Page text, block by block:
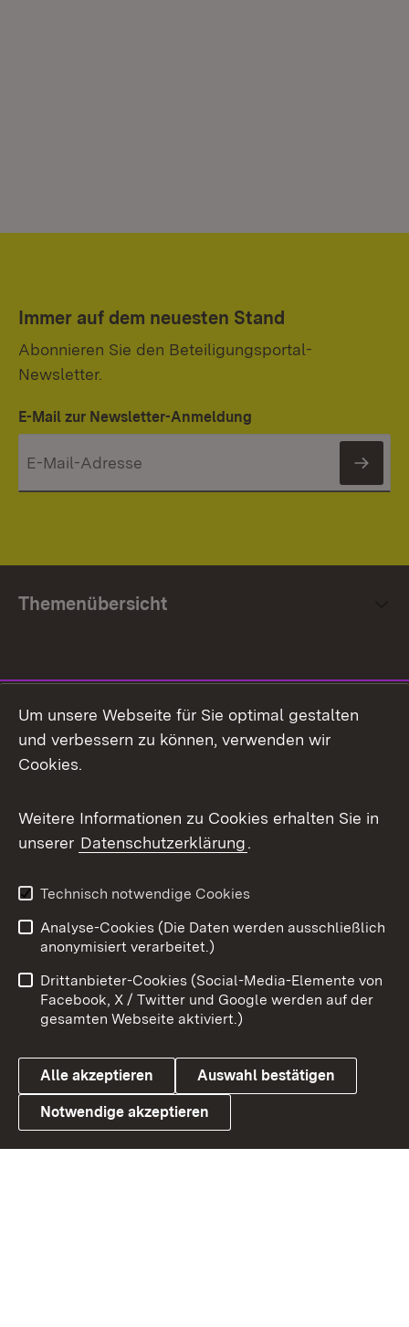
Immer auf dem neuesten Stand
Abonnieren Sie den Beteiligungsportal-
Newsletter.
E-Mail zur Newsletter-Anmeldung
Themenübersicht
Facebook
X / Twitter
Youtube
Link zum Landesportal
Impressum
Kontakt
Barrierefreiheit
Datenschutz
Cookies
Um unsere Webseite für Sie optimal gestalten
und verbessern zu können, verwenden wir
Cookies.
Weitere Informationen zu Cookies erhalten Sie in
unserer Datenschutzerklärung.
Technisch notwendige Cookies
Analyse-Cookies (Die Daten werden ausschließlich
anonymisiert verarbeitet.)
Drittanbieter-Cookies (Social-Media-Elemente von
Facebook, X / Twitter und Google werden auf der
gesamten Webseite aktiviert.)
Alle akzeptieren Auswahl bestätigen
Notwendige akzeptieren